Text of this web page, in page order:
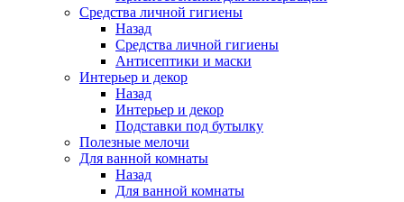
Средства личной гигиены
Назад
Средства личной гигиены
Антисептики и маски
Интерьер и декор
Назад
Интерьер и декор
Подставки под бутылку
Полезные мелочи
Для ванной комнаты
Назад
Для ванной комнаты